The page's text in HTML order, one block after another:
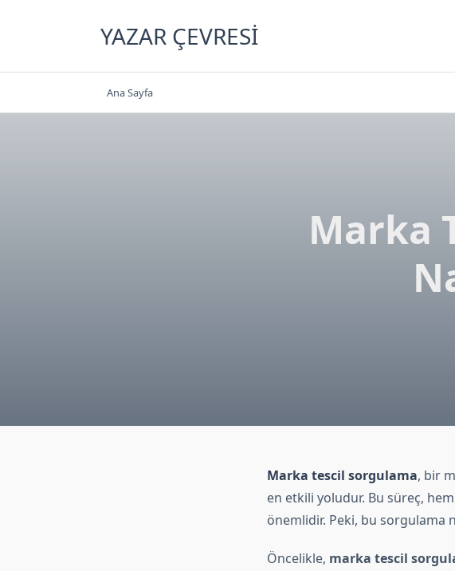
YAZAR ÇEVRESI
Ana Sayfa
Marka
Marka tescil sorgulama, bir
en etkili yoludur. Bu süreç,
önemlidir. Peki, bu sorgulama
Öncelikle, marka tescil